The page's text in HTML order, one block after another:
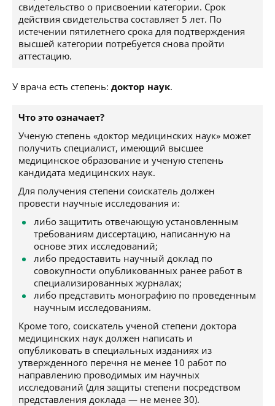
свидетельство о присвоении категории. Срок
действия свидетельства составляет 5 лет. По
истечении пятилетнего срока для подтверждения
высшей категории потребуется снова пройти
аттестацию.
У врача есть степень: доктор наук.
Что это означает?
Ученую степень «доктор медицинских наук» может
получить специалист, имеющий высшее
медицинское образование и ученую степень
кандидата медицинских наук.
Для получения степени соискатель должен
провести научные исследования и:
либо защитить отвечающую установленным
требованиям диссертацию, написанную на
основе этих исследований;
либо предоставить научный доклад по
совокупности опубликованных ранее работ в
специализированных журналах;
либо представить монографию по проведенным
научным исследованиям.
Кроме того, соискатель ученой степени доктора
медицинских наук должен написать и
опубликовать в специальных изданиях из
утвержденного перечня не менее 10 работ по
направлению проводимых им научных
исследований (для защиты степени посредством
представления доклада — не менее 30).